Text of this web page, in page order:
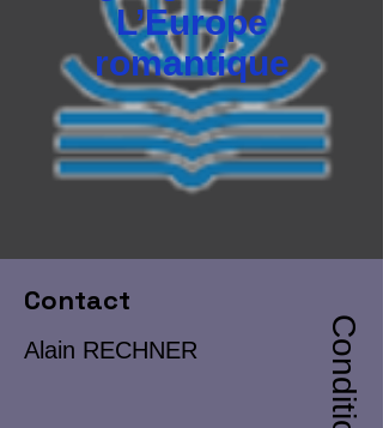
L’Europe
romantique
Contact
Alain RECHNER Conditions